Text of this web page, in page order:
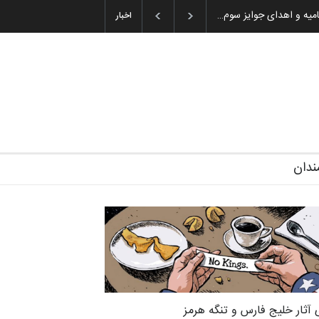
اخبار
گزارش تصویری آیین اختتامیه و اهدای جوایز سوم…
آثار خلیج فارس و تنگه هرمز